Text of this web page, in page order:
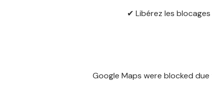
✔ Libérez les
Google Maps were blocked